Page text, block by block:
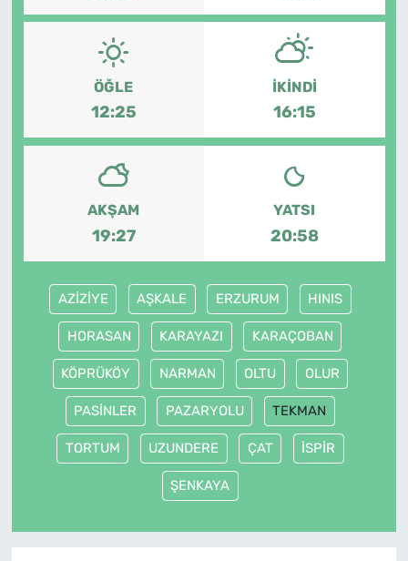
ÖĞLE
12:25
İKINDI
16:15
AKŞAM
19:27
YATSI
20:58
AZİZİYE AŞKALE ERZURUM HINIS
HORASAN KARAYAZI KARAÇOBAN
KÖPRÜKÖY NARMAN OLTU OLUR
PASİNLER PAZARYOLU TEKMAN
TORTUM UZUNDERE ÇAT İSPİR
ŞENKAYA